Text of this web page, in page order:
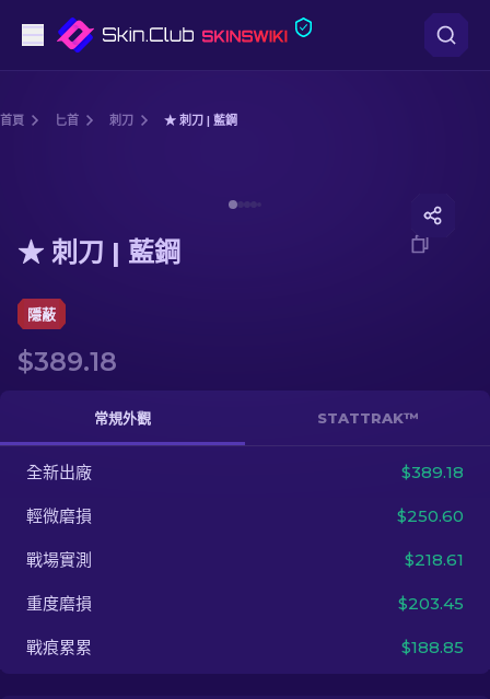
狙擊步槍
手套
武器箱
其他
首頁 匕首 刺刀 ★ 刺刀 | 藍鋼
★ 刺刀 | 藍鋼
隱蔽
$389.18
常規外觀 STATTRAK™
全新出廠 $389.18
輕微磨損 $250.60
戰場實測 $218.61
重度磨損 $203.45
戰痕累累 $188.85